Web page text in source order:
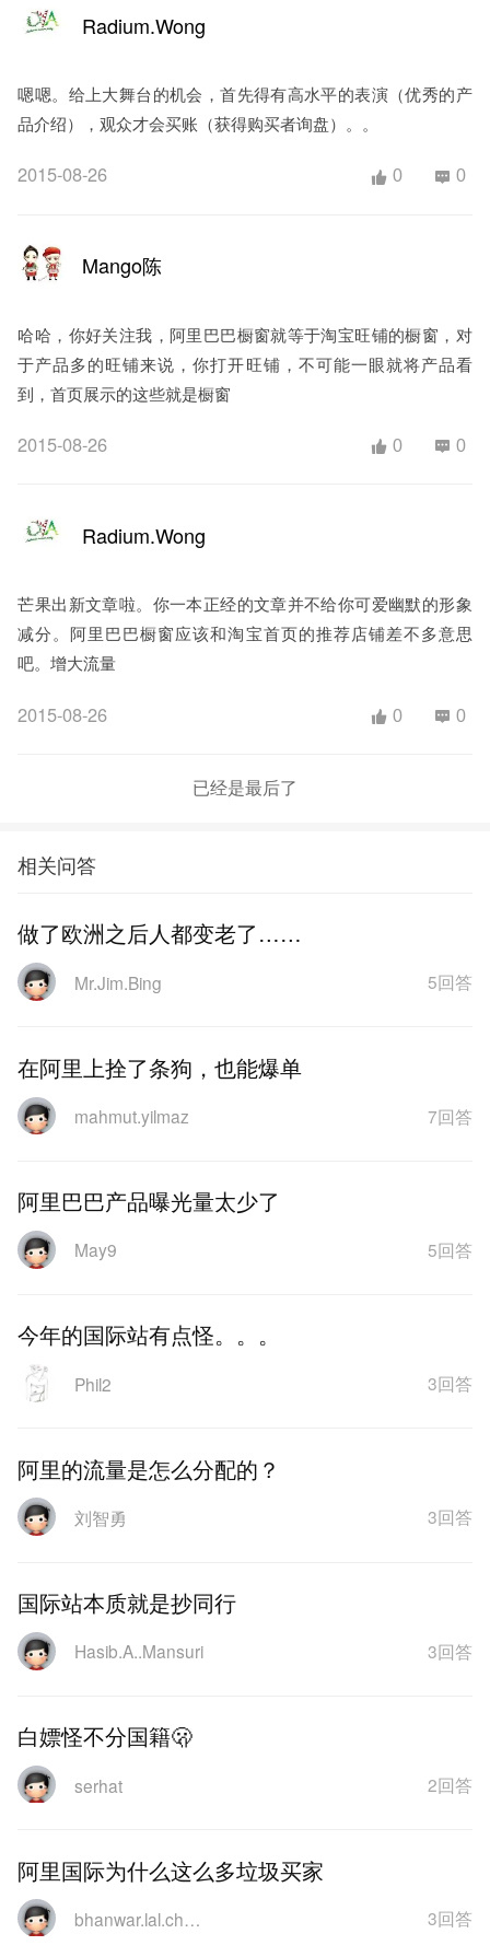
Radium.Wong
嗯嗯。给上大舞台的机会，首先得有高水平的表演（优秀的产
品介绍），观众才会买账（获得购买者询盘）。。
2015-08-26 0
0
Mango陈
哈哈，你好关注我，阿里巴巴橱窗就等于淘宝旺铺的橱窗，对
于产品多的旺铺来说，你打开旺铺，不可能一眼就将产品看
到，首页展示的这些就是橱窗
2015-08-26 0
0
Radium.Wong
芒果出新文章啦。你一本正经的文章并不给你可爱幽默的形象
减分。阿里巴巴橱窗应该和淘宝首页的推荐店铺差不多意思
吧。增大流量
2015-08-26 0
0
已经是最后了
相关问答
做了欧洲之后人都变老了……
Mr.Jim.Bing 5回答
在阿里上拴了条狗，也能爆单
mahmut.yilmaz 7回答
阿里巴巴产品曝光量太少了
May9 5回答
今年的国际站有点怪。。。
Phil2 3回答
阿里的流量是怎么分配的？
刘智勇 3回答
国际站本质就是抄同行
Hasib.A..Mansuri 3回答
白嫖怪不分国籍🫢
serhat 2回答
阿里国际为什么这么多垃圾买家
bhanwar.lal.chopra 3回答